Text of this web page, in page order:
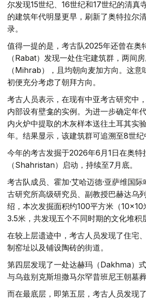
尔发现15世纪、16世纪和17世纪的清真
的建筑年代明显更早，刷新了奥特拉尔
录。
值得一提的是，考古队2025年还曾在奥
（Rabat）发现一处住宅建筑群，两间
（Mihrab），且均朝向麦加方向。这意
初便充分考虑了朝拜方向。
考古人员表示，在现有中亚考古研究中
内部设有壁龛的实例。为进一步确定年
内火炉中提取的木灰样本送往土耳其实
年。结果显示，该建筑群可追溯至8世纪
今年的考古发掘于2026年6月1日在奥特
（Shahristan）启动，持续至7月底。
考古队成员、霍加·艾哈迈德·亚萨维国
古研究所高级研究员、副教授巴赫达乌
绍，本次发掘面积约100平方米（10×10
3.5米，共发现五个不同时期的文化堆积
在较上层遗迹中，考古人员发现了住宅
制窑址以及铺设陶砖的街道。
第四层发现了一处达赫玛（Dakhma）
与乌兹别克斯坦撒马尔罕昔班尼王朝墓
而在最底层，即第五层，考古人员发现